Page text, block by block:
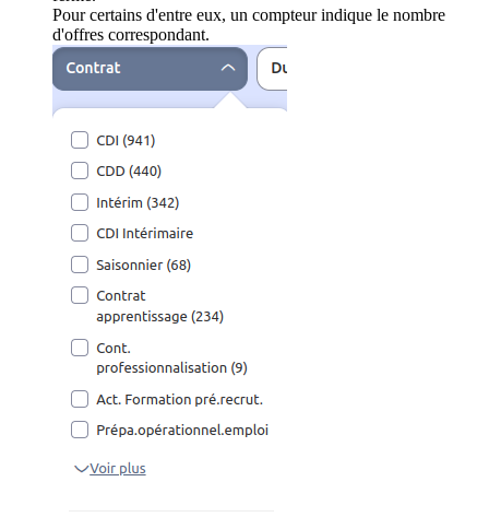
Pour certains d'entre eux, un compteur indique le nombre
d'offres correspondant.